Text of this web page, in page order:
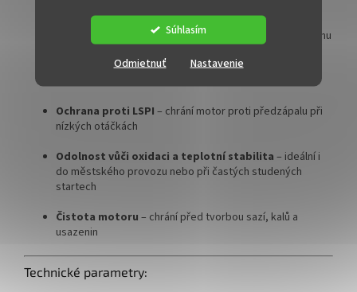
Súhlasím
Nastavenie
Odmietnuť
Fuel Economy– úspora paliva až o 6 % při studených
startech, průměrná úspora 2,5 % v kombinovaném režimu
ECS (Emission Control System)– snižuje emise CO₂,
Ochrana proti LSPI – chrání motor proti předzápalu při
nízkých otáčkách
Odolnost vůči oxidaci a teplotní stabilita – ideální i
do městského provozu nebo při častých studených
startech
Čistota motoru – chrání před tvorbou sazí, kalů a
usazenin
Technické parametry: